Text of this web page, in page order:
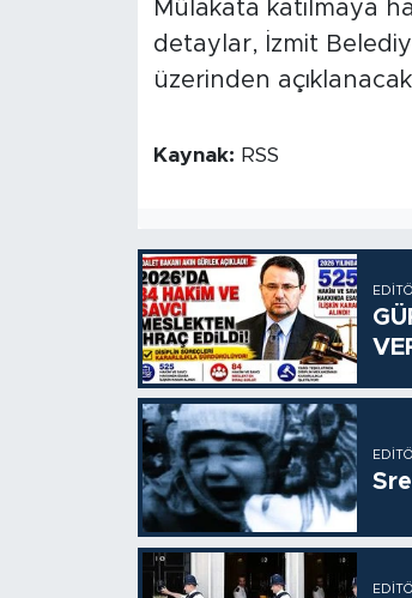
Mülakata katılmaya
detaylar, İzmit
üzerinden
Kaynak: RSS